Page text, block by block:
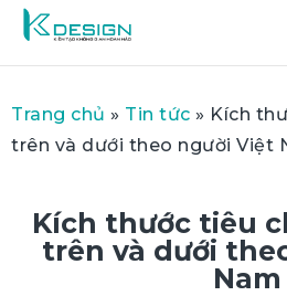
Trang chủ » Tin tức » Kích
trên và dưới theo người Việt
Kích thước tiêu
trên và dưới
Nam